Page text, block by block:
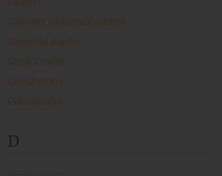
Collective investment scheme
Credential sharing
Credit transfer
Crowdfunding
Cybersecurity
D